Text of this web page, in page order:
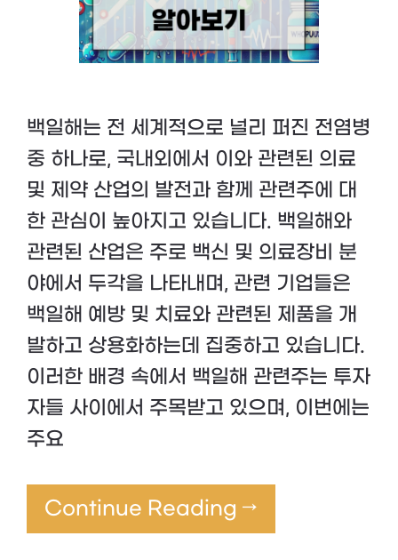
백일해는 전 세계적으로 널리 퍼진 전염병
중 하나로, 국내외에서 이와 관련된 의료
및 제약 산업의 발전과 함께 관련주에 대
한 관심이 높아지고 있습니다. 백일해와
관련된 산업은 주로 백신 및 의료장비 분
야에서 두각을 나타내며, 관련 기업들은
백일해 예방 및 치료와 관련된 제품을 개
발하고 상용화하는데 집중하고 있습니다.
이러한 배경 속에서 백일해 관련주는 투자
자들 사이에서 주목받고 있으며, 이번에는
주요
Continue Reading →